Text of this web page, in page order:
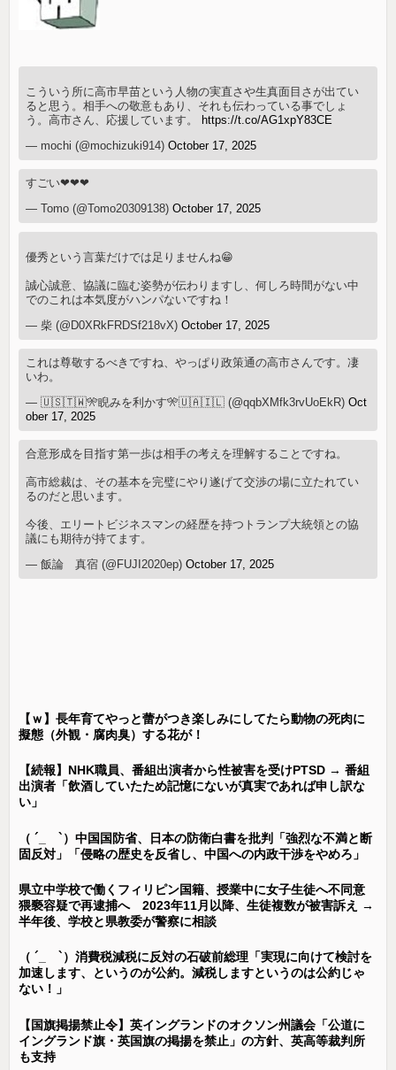
こういう所に高市早苗という人物の実直さや生真面目さが出てい
ると思う。相手への敬意もあり、それも伝わっている事でしょ
う。高市さん、応援しています。 https://t.co/AG1xpY83CE
— mochi (@mochizuki914)October 17, 2025
すごい❤❤❤
— Tomo (@Tomo20309138)October 17, 2025
優秀という言葉だけでは足りませんね😁
誠心誠意、協議に臨む姿勢が伝わりますし、何しろ時間がない中
でのこれは本気度がハンパないですね！
— 柴 (@D0XRkFRDSf218vX)October 17, 2025
これは尊敬するべきですね、やっぱり政策通の高市さんです。凄
いわ。
— 🇺🇸🇹🇼🎌睨みを利かす🎌🇺🇦🇮🇱 (@qqbXMfk3rvUoEkR)Oct
ober 17, 2025
合意形成を目指す第一歩は相手の考えを理解することですね。
高市総裁は、その基本を完璧にやり遂げて交渉の場に立たれてい
るのだと思います。
今後、エリートビジネスマンの経歴を持つトランプ大統領との協
議にも期待が持てます。
— 飯論 真宿 (@FUJI2020ep)October 17, 2025
【ｗ】長年育てやっと蕾がつき楽しみにしてたら動物の死肉に
擬態（外観・腐肉臭）する花が！
【続報】NHK職員、番組出演者から性被害を受けPTSD → 番組
出演者「飲酒していたため記憶にないが真実であれば申し訳な
い」
（ ´_ゝ`）中国国防省、日本の防衛白書を批判「強烈な不満と断
固反対」「侵略の歴史を反省し、中国への内政干渉をやめろ」
県立中学校で働くフィリピン国籍、授業中に女子生徒へ不同意
猥褻容疑で再逮捕へ 2023年11月以降、生徒複数が被害訴え →
半年後、学校と県教委が警察に相談
（ ´_ゝ`）消費税減税に反対の石破前総理「実現に向けて検討を
加速します、というのが公約。減税しますというのは公約じゃ
ない！」
【国旗掲揚禁止令】英イングランドのオクソン州議会「公道に
イングランド旗・英国旗の掲揚を禁止」の方針、英高等裁判所
も支持